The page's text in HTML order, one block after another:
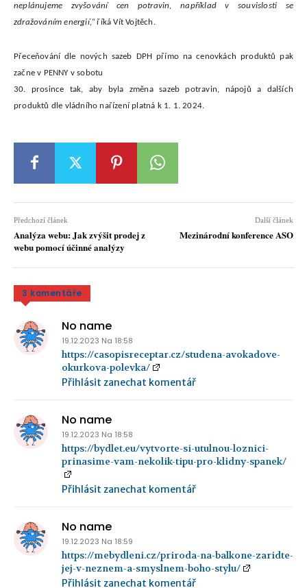
neplánujeme zvyšování cen potravin, například v souvislosti se
zdražováním energií,“říká Vít Vojtěch.
Přeceňování dle nových sazeb DPH přímo na cenovkách produktů pak
začne v PENNY v sobotu
30. prosince tak, aby byla změna sazeb potravin, nápojů a dalších
produktů dle vládního nařízení platná k 1. 1. 2024.
Předchozí článek
Analýza webu: Jak zvýšit prodej z
webu pomocí účinné analýzy
Další článek
Mezinárodní konference ASO
3 komentáře
No name
19.12.2023 Na 18:58
https://casopisreceptar.cz/studena-avokadove-
okurkova-polevka/
Přihlásit zanechat komentář
No name
19.12.2023 Na 18:58
https://bydlet.eu/vytvorte-si-utulnou-loznici-
prinasime-vam-nekolik-tipu-pro-klidny-spanek/
Přihlásit zanechat komentář
No name
19.12.2023 Na 18:59
https://mebydleni.cz/priroda-na-balkone-zaridte-
jej-v-neznem-a-smyslnem-boho-stylu/
Přihlásit zanechat komentář